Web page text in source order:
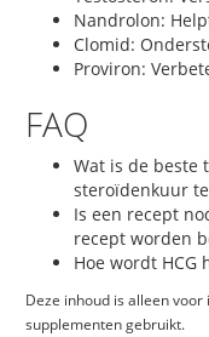
Nandrolon:
Clomid:
Proviron:
FAQ
Wat is de beste
steroïdenkuur
Is een recept
recept worden
Hoe wordt
Deze inhoud is alleen
supplementen gebruikt.